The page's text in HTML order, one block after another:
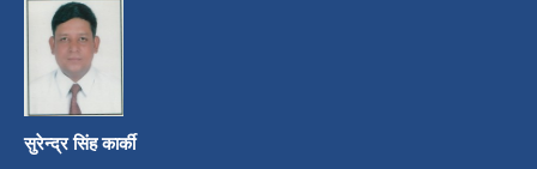
सुरेन्द्र सिंह कार्की